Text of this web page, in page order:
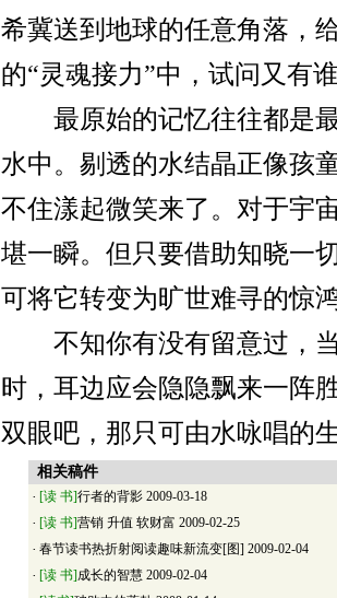
希冀送到地球的任意角落，
的“灵魂接力”中，试问又有
最原始的记忆往往都是最
水中。剔透的水结晶正像孩
不住漾起微笑来了。对于宇
堪一瞬。但只要借助知晓一
可将它转变为旷世难寻的惊
不知你有没有留意过，当
时，耳边应会隐隐飘来一阵
双眼吧，那只可由水咏唱的
相关稿件
· [读 书]行者的背影 2009-03-18
· [读 书]营销 升值 软财富 2009-02-25
· 春节读书热折射阅读趣味新流变[图] 2009-02-04
· [读 书]成长的智慧 2009-02-04